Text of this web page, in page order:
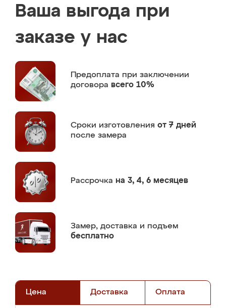
Ваша выгода при
заказе у нас
Предоплата при заключении
договора всего 10%
Сроки изготовления от 7 дней
после замера
Рассрочка на 3, 4, 6 месяцев
Замер, доставка и подъем
бесплатно
Цена Доставка Оплата